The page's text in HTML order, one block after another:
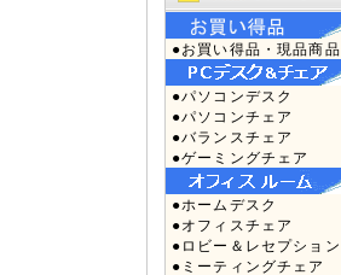
●お買い得品・現品商品
●パソコンデスク
●パソコンチェア
●バランスチェア
●ゲーミングチェア
●ホームデスク
●オフィスチェア
●ロビー＆レセプション
●ミーティングチェア